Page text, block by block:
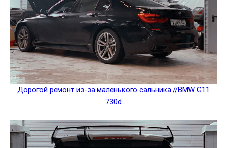
Дорогой ремонт из-за маленького сальника //BMW G11
730d